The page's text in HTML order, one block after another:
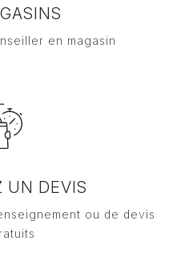
en magasin
UN DEVIS
ou de devis